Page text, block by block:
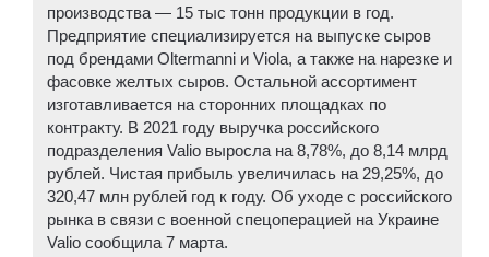
производства — 15 тыс тонн продукции в год.
Предприятие специализируется на выпуске сыров
под брендами Oltermanni и Viola, а также на нарезке и
фасовке желтых сыров. Остальной ассортимент
изготавливается на сторонних площадках по
контракту. В 2021 году выручка российского
подразделения Valio выросла на 8,78%, до 8,14 млрд
рублей. Чистая прибыль увеличилась на 29,25%, до
320,47 млн рублей год к году. Об уходе с российского
рынка в связи с военной спецоперацией на Украине
Valio сообщила 7 марта.